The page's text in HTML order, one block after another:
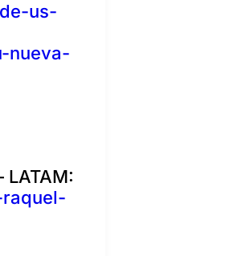
us-
nueva-